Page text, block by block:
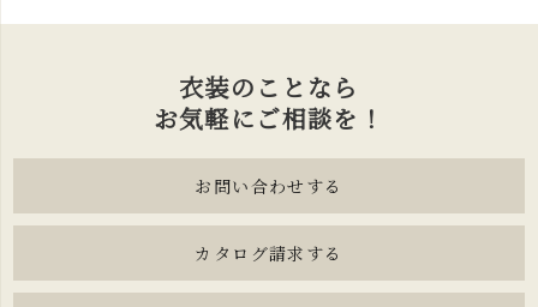
衣装のことなら
お気軽にご相談を！
お問い合わせする
カタログ請求する